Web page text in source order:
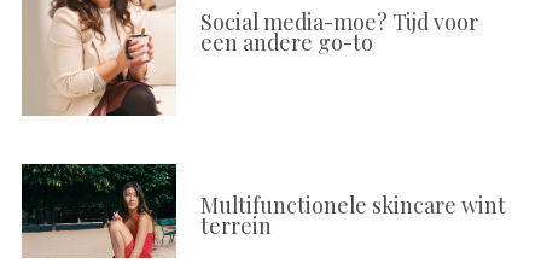
Social media-moe? Tijd voor
een andere go-to
Multifunctionele skincare wint
terrein